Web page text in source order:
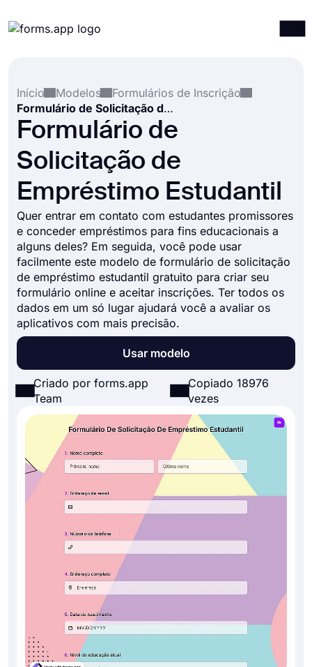
Integrações
Modelos
Recursos
Início
Modelos
Formulários de Inscrição
Formulário de Solicitação de Empréstimo Estudantil
Formulário de
Solicitação de
Empréstimo Estudantil
Quer entrar em contato com estudantes promissores
e conceder empréstimos para fins educacionais a
alguns deles? Em seguida, você pode usar
facilmente este modelo de formulário de solicitação
de empréstimo estudantil gratuito para criar seu
formulário online e aceitar inscrições. Ter todos os
dados em um só lugar ajudará você a avaliar os
aplicativos com mais precisão.
Usar modelo
Criado por forms.app
Team
Copiado 18976
vezes